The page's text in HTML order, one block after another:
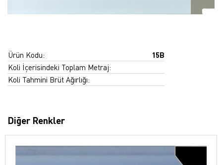
Ürün Kodu:
15B
Koli İçerisindeki Toplam Metraj:
Koli Tahmini Brüt Ağırlığı:
Diğer Renkler